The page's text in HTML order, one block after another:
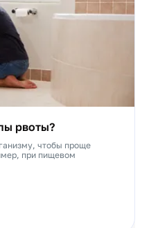
рвоты?
чтобы проще
при пищевом